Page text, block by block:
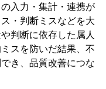
入力・集計・連携が
・判断ミスなどを大
判断に依存した属人
スを防いだ結果、不
き、品質改善につな